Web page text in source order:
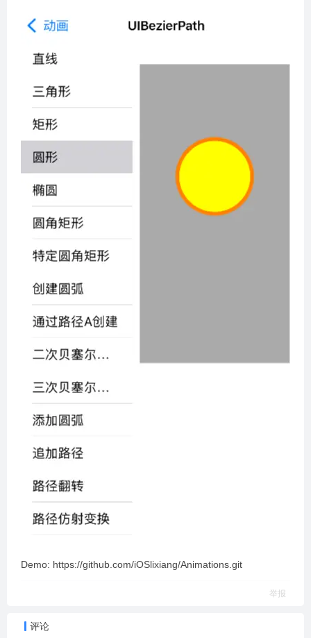
Demo: https://github.com/iOSlixiang/Animations.git
举报
评论